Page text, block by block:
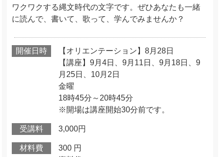
ワクワクする縄文時代の文字です。ぜひあなたも一緒
に読んで、書いて、歌って、学んでみませんか？
開催日時
【オリエンテーション】8月28日
【講座】9月4日、9月11日、9月18日、9
月25日、10月2日
金曜
18時45分～20時45分
※開場は講座開始30分前です。
受講料 3,000円
材料費
300 円